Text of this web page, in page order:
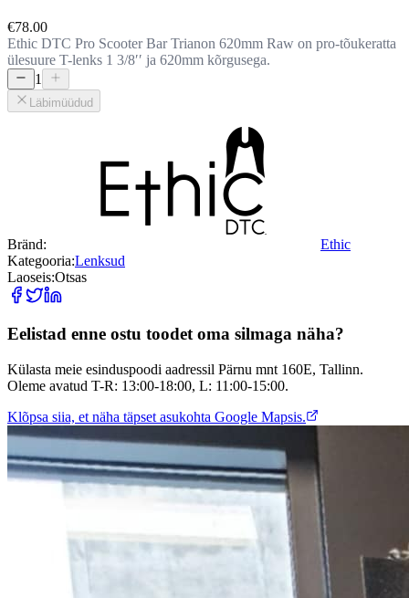
€78.00
Ethic DTC Pro Scooter Bar Trianon 620mm Raw on pro-tõukeratta
ülesuure T-lenks 1 3/8ʹʹ ja 620mm kõrgusega.
1
Läbimüüdud
Bränd:
Ethic
Kategooria:Lenksud
Laoseis:Otsas
Eelistad enne ostu toodet oma silmaga näha?
Külasta meie esinduspoodi aadressil Pärnu mnt 160E, Tallinn.
Oleme avatud T-R: 13:00-18:00, L: 11:00-15:00.
Klõpsa siia, et näha täpset asukohta Google Mapsis.